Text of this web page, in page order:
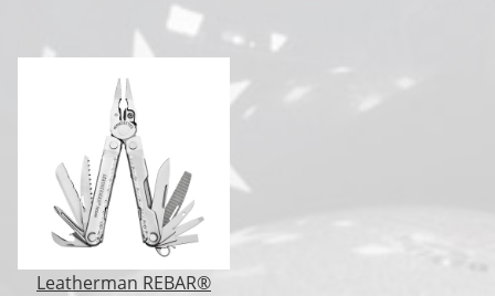
Leatherman REBAR®